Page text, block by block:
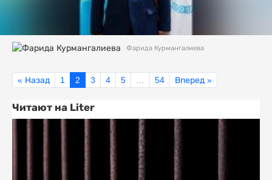
Фарида Курмангалиева
« Назад 1 2 3 4 5 54 Вперед »
Читают на Liter